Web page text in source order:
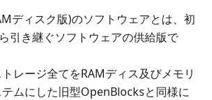
ディスク版)のソフトウェアとは、初
引き継ぐソフトウェアの供給版で
レージ全てをRAMディス及びメモリ
ムにした旧型OpenBlocksと同様に